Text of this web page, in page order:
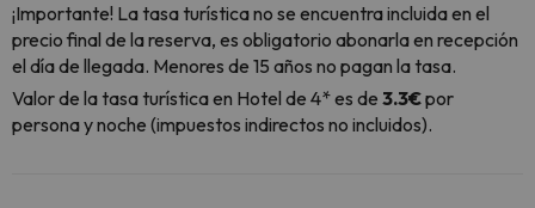
¡Importante! La tasa turística no se encuentra incluida en el
precio final de la reserva, es obligatorio abonarla en recepción
el día de llegada. Menores de 15 años no pagan la tasa.
Valor de la tasa turística en Hotel de 4* es de 3.3€por
persona y noche (impuestos indirectos no incluidos).